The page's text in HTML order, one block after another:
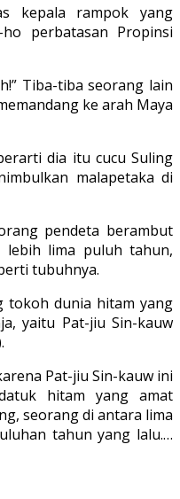
kepala rampok yang
perbatasan Propinsi
Tiba-tiba seorang lain
ke arah Maya
dia itu cucu Suling
malapetaka di
pendeta berambut
lebih lima puluh tahun,
tu­buhnya.
tokoh dunia hitam yang
yaitu Pat-jiu Sin-kauw
Pat­-jiu Sin-kauw ini
hitam yang amat
seorang di antara lima
tahun yang lalu.…